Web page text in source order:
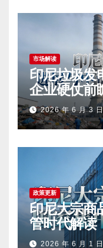
市场解读
印尼垃圾发
企业硬仗前
2026 年 6 月 3
政策更新
印尼大宗商
管时代解读
2026 年 6 月 1 日